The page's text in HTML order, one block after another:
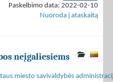
Paskelbimo data: 2022-02-10
Nuoroda į ataskaitą
neįgaliesiems
miesto savivaldybės